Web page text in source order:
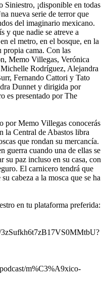
Siniestro, ¡disponible en todas
nueva serie de terror que
del imaginario mexicano.
y que nadie se atreve a
el metro, en el bosque, en la
propia cama. Con las
Memo Villegas, Verónica
Rodríguez, Alejandra
Fernando Cattori y Tato
Dunnet y dirigida por
es presentado por The
por Memo Villegas conocerás
la Central de Abastos libra
que rondan su mercancía.
guerra cuando una de ellas se
su paz incluso en su casa, con
El carnicero tendrá que
cabeza a la mosca que se ha
en tu plataforma preferida:
3zSufkh6t7zB17VS0MMtbU?
m%C3%A9xico-